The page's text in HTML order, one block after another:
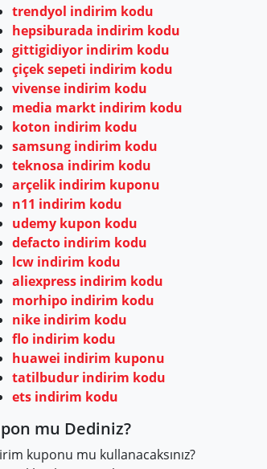
trendyol indirim kodu
hepsiburada indirim kodu
gittigidiyor indirim kodu
çiçek sepeti indirim kodu
vivense indirim kodu
media markt indirim kodu
koton indirim kodu
samsung indirim kodu
teknosa indirim kodu
arçelik indirim kuponu
n11 indirim kodu
udemy kupon kodu
defacto indirim kodu
lcw indirim kodu
aliexpress indirim kodu
morhipo indirim kodu
nike indirim kodu
flo indirim kodu
huawei indirim kuponu
tatilbudur indirim kodu
ets indirim kodu
mu Dediniz?
kuponu mu kullanacaksınız?